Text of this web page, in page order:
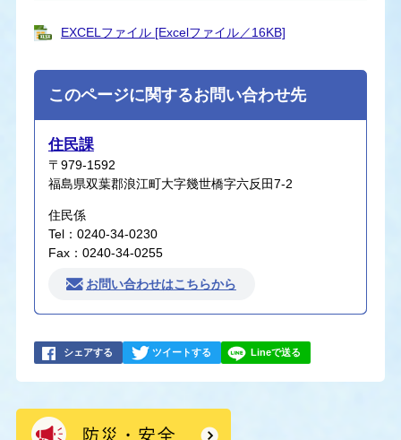
EXCELファイル [Excelファイル／16KB]
このページに関するお問い合わせ先
住民課
〒979-1592
福島県双葉郡浪江町大字幾世橋字六反田7-2
住民係
Tel：0240-34-0230
Fax：0240-34-0255
お問い合わせはこちらから
シェアする ツイートする Lineで送る